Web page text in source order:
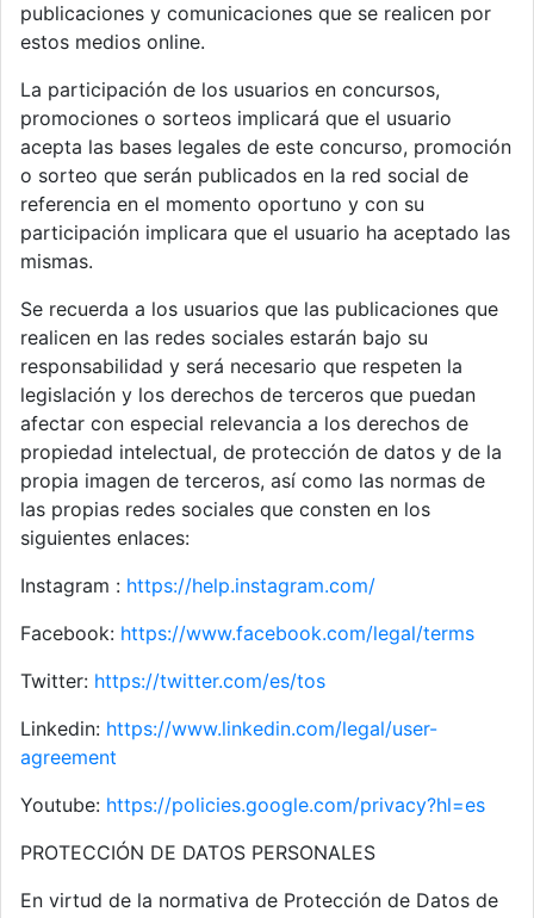
publicaciones y comunicaciones que se realicen por
estos medios online.
La participación de los usuarios en concursos,
promociones o sorteos implicará que el usuario
acepta las bases legales de este concurso, promoción
o sorteo que serán publicados en la red social de
referencia en el momento oportuno y con su
participación implicara que el usuario ha aceptado las
mismas.
Se recuerda a los usuarios que las publicaciones que
realicen en las redes sociales estarán bajo su
responsabilidad y será necesario que respeten la
legislación y los derechos de terceros que puedan
afectar con especial relevancia a los derechos de
propiedad intelectual, de protección de datos y de la
propia imagen de terceros, así como las normas de
las propias redes sociales que consten en los
siguientes enlaces:
Instagram : https://help.instagram.com/
Facebook: https://www.facebook.com/legal/terms
Twitter: https://twitter.com/es/tos
Linkedin: https://www.linkedin.com/legal/user-
agreement
Youtube: https://policies.google.com/privacy?hl=es
PROTECCIÓN DE DATOS PERSONALES
En virtud de la normativa de Protección de Datos de